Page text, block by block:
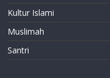
Kultur Islami
Muslimah
Santri